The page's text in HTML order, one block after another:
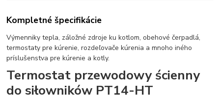
Kompletné špecifikácie
Výmenniky tepla, záložné zdroje ku kotlom, obehové čerpadlá,
termostaty pre kúrenie, rozdeľovače kúrenia a mnoho iného
príslušenstva pre kúrenie a kotly.
Termostat przewodowy ścienny
do siłowników PT14-HT